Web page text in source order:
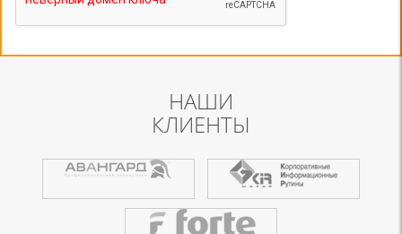
НАШИ
КЛИЕНТЫ